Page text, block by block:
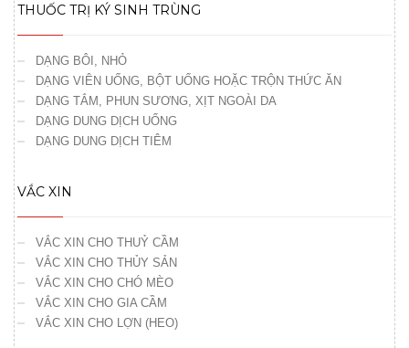
THUỐC TRỊ KÝ SINH TRÙNG
DẠNG BÔI, NHỎ
DẠNG VIÊN UỐNG, BỘT UỐNG HOẶC TRỘN THỨC ĂN
DẠNG TẮM, PHUN SƯƠNG, XỊT NGOÀI DA
DẠNG DUNG DỊCH UỐNG
DẠNG DUNG DỊCH TIÊM
VẮC XIN
VẮC XIN CHO THUỶ CẦM
VẮC XIN CHO THỦY SẢN
VẮC XIN CHO CHÓ MÈO
VẮC XIN CHO GIA CẦM
VẮC XIN CHO LỢN (HEO)